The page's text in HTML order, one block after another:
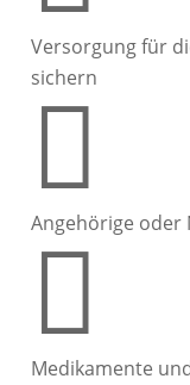
Versorgung für
sichern

Angehörige

Medikamente